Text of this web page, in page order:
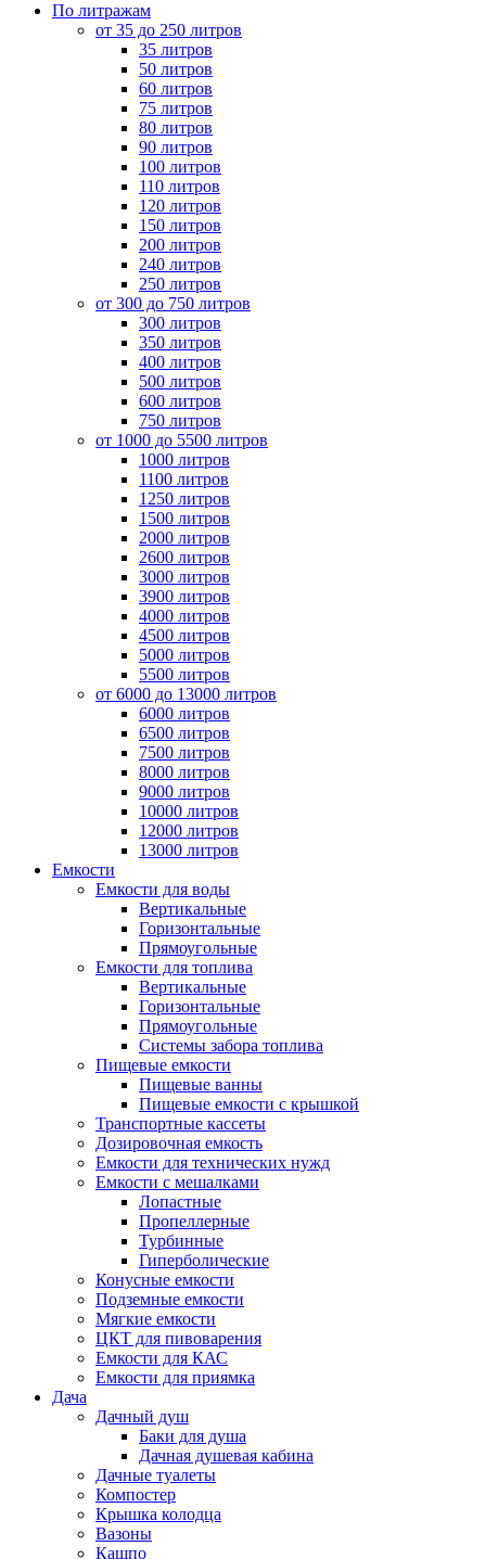
По литражам
от 35 до 250 литров
35 литров
50 литров
60 литров
75 литров
80 литров
90 литров
100 литров
110 литров
120 литров
150 литров
200 литров
240 литров
250 литров
от 300 до 750 литров
300 литров
350 литров
400 литров
500 литров
600 литров
750 литров
от 1000 до 5500 литров
1000 литров
1100 литров
1250 литров
1500 литров
2000 литров
2600 литров
3000 литров
3900 литров
4000 литров
4500 литров
5000 литров
5500 литров
от 6000 до 13000 литров
6000 литров
6500 литров
7500 литров
8000 литров
9000 литров
10000 литров
12000 литров
13000 литров
Емкости
Емкости для воды
Вертикальные
Горизонтальные
Прямоугольные
Емкости для топлива
Вертикальные
Горизонтальные
Прямоугольные
Системы забора топлива
Пищевые емкости
Пищевые ванны
Пищевые емкости с крышкой
Транспортные кассеты
Дозировочная емкость
Емкости для технических нужд
Емкости с мешалками
Лопастные
Пропеллерные
Турбинные
Гиперболические
Конусные емкости
Подземные емкости
Мягкие емкости
ЦКТ для пивоварения
Емкости для КАС
Емкости для приямка
Дача
Дачный душ
Баки для душа
Дачная душевая кабина
Дачные туалеты
Компостер
Крышка колодца
Вазоны
Кашпо